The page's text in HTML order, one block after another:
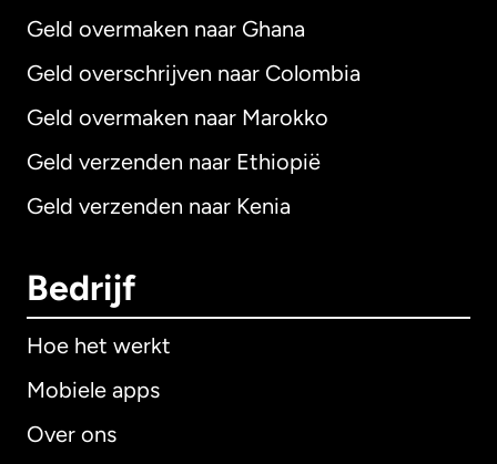
Geld overmaken naar Ghana
Geld overschrijven naar Colombia
Geld overmaken naar Marokko
Geld verzenden naar Ethiopië
Geld verzenden naar Kenia
Bedrijf
Hoe het werkt
Mobiele apps
Over ons